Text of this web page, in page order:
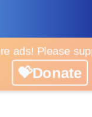
ads! Please
💝Donate